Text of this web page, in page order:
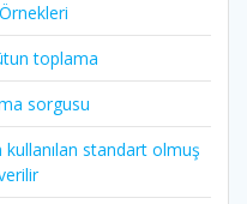
toplama
sorgusu
standart olmuş